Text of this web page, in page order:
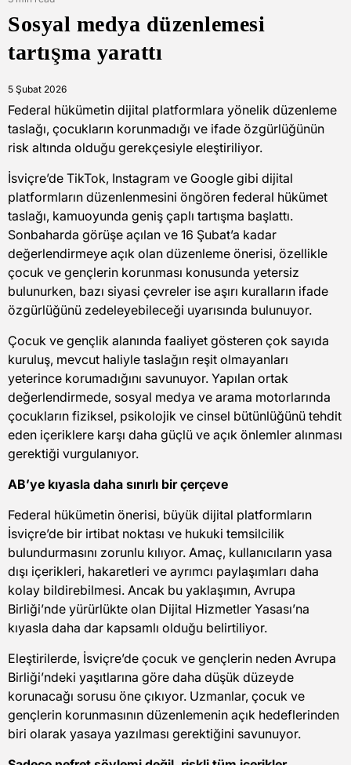
Estimated
read
time
Sosyal medya düzenlemesi
tartışma yarattı
5 Şubat 2026
Federal hükümetin dijital platformlara yönelik düzenleme
taslağı, çocukların korunmadığı ve ifade özgürlüğünün
risk altında olduğu gerekçesiyle eleştiriliyor.
İsviçre’de TikTok, Instagram ve Google gibi dijital
platformların düzenlenmesini öngören federal hükümet
taslağı, kamuoyunda geniş çaplı tartışma başlattı.
Sonbaharda görüşe açılan ve 16 Şubat’a kadar
değerlendirmeye açık olan düzenleme önerisi, özellikle
çocuk ve gençlerin korunması konusunda yetersiz
bulunurken, bazı siyasi çevreler ise aşırı kuralların ifade
özgürlüğünü zedeleyebileceği uyarısında bulunuyor.
Çocuk ve gençlik alanında faaliyet gösteren çok sayıda
kuruluş, mevcut haliyle taslağın reşit olmayanları
yeterince korumadığını savunuyor. Yapılan ortak
değerlendirmede, sosyal medya ve arama motorlarında
çocukların fiziksel, psikolojik ve cinsel bütünlüğünü tehdit
eden içeriklere karşı daha güçlü ve açık önlemler alınması
gerektiği vurgulanıyor.
AB’ye kıyasla daha sınırlı bir çerçeve
Federal hükümetin önerisi, büyük dijital platformların
İsviçre’de bir irtibat noktası ve hukuki temsilcilik
bulundurmasını zorunlu kılıyor. Amaç, kullanıcıların yasa
dışı içerikleri, hakaretleri ve ayrımcı paylaşımları daha
kolay bildirebilmesi. Ancak bu yaklaşımın, Avrupa
Birliği’nde yürürlükte olan Dijital Hizmetler Yasası’na
kıyasla daha dar kapsamlı olduğu belirtiliyor.
Eleştirilerde, İsviçre’de çocuk ve gençlerin neden Avrupa
Birliği’ndeki yaşıtlarına göre daha düşük düzeyde
korunacağı sorusu öne çıkıyor. Uzmanlar, çocuk ve
gençlerin korunmasının düzenlemenin açık hedeflerinden
biri olarak yasaya yazılması gerektiğini savunuyor.